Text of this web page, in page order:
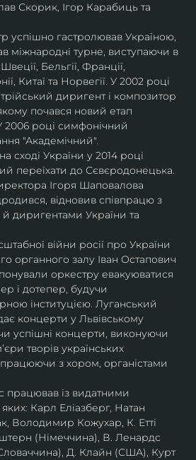
Скорик, Ігор Карабиць та
успішно гастролював Україною,
міжнародні турне, виступаючи в
Швеції, Бельгії, Франції,
Китаї та Норвегії. У 2002 році
диригент і композитор
почався новий етап
2006 році симфонічний
"Академічний".
сході України у 2014 році
переїхати до Сєвєродонецька.
Ігоря Шаповалова
відновив співпрацю з
диригентами України та
війни росії про України
органного залу Іван Остапович
оркестру евакуюватися
і дотепер, будучи
інституцією. Луганський
концерти у Львівському
успішні концерти, виконуючи
творів українських
з хором, органістами
працював із видатними
Карл Еліазберг, Натан
Володимир Кожухар, К. Етті
(Німеччина), В. Ленардс
Д. Клайн (США), Курт